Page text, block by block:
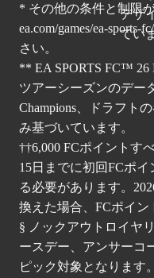
* その他の条件と制限
ea.com/games/ea-sports-
さい。
** EA SPORTS FC™ 26
ツアーシーズンのデー
Champions、ドラフト
み基づいています。
††6,000 FCポイントす
15日までに初回FCポ
る必要があります。
換えた場合、FCポイン
§ ノックアウトロイヤ
ースデー、アンサーコ
ピック対象となります。